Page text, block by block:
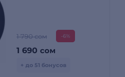
1 790 сом -6%
1 690 сом
+ до 51 бонусов